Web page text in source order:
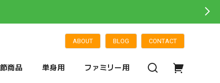
ABOUT BLOG CONTACT
商品 単身用 ファミリー用